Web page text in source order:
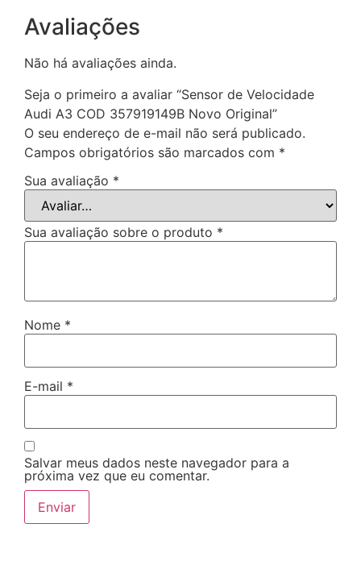
Avaliações
Não há avaliações ainda.
Seja o primeiro a avaliar “Sensor de Velocidade
Audi A3 COD 357919149B Novo Original”
O seu endereço de e-mail não será publicado.
Campos obrigatórios são marcados com *
Sua avaliação *
Sua avaliação sobre o produto *
Nome *
E-mail *
Salvar meus dados neste navegador para a
próxima vez que eu comentar.